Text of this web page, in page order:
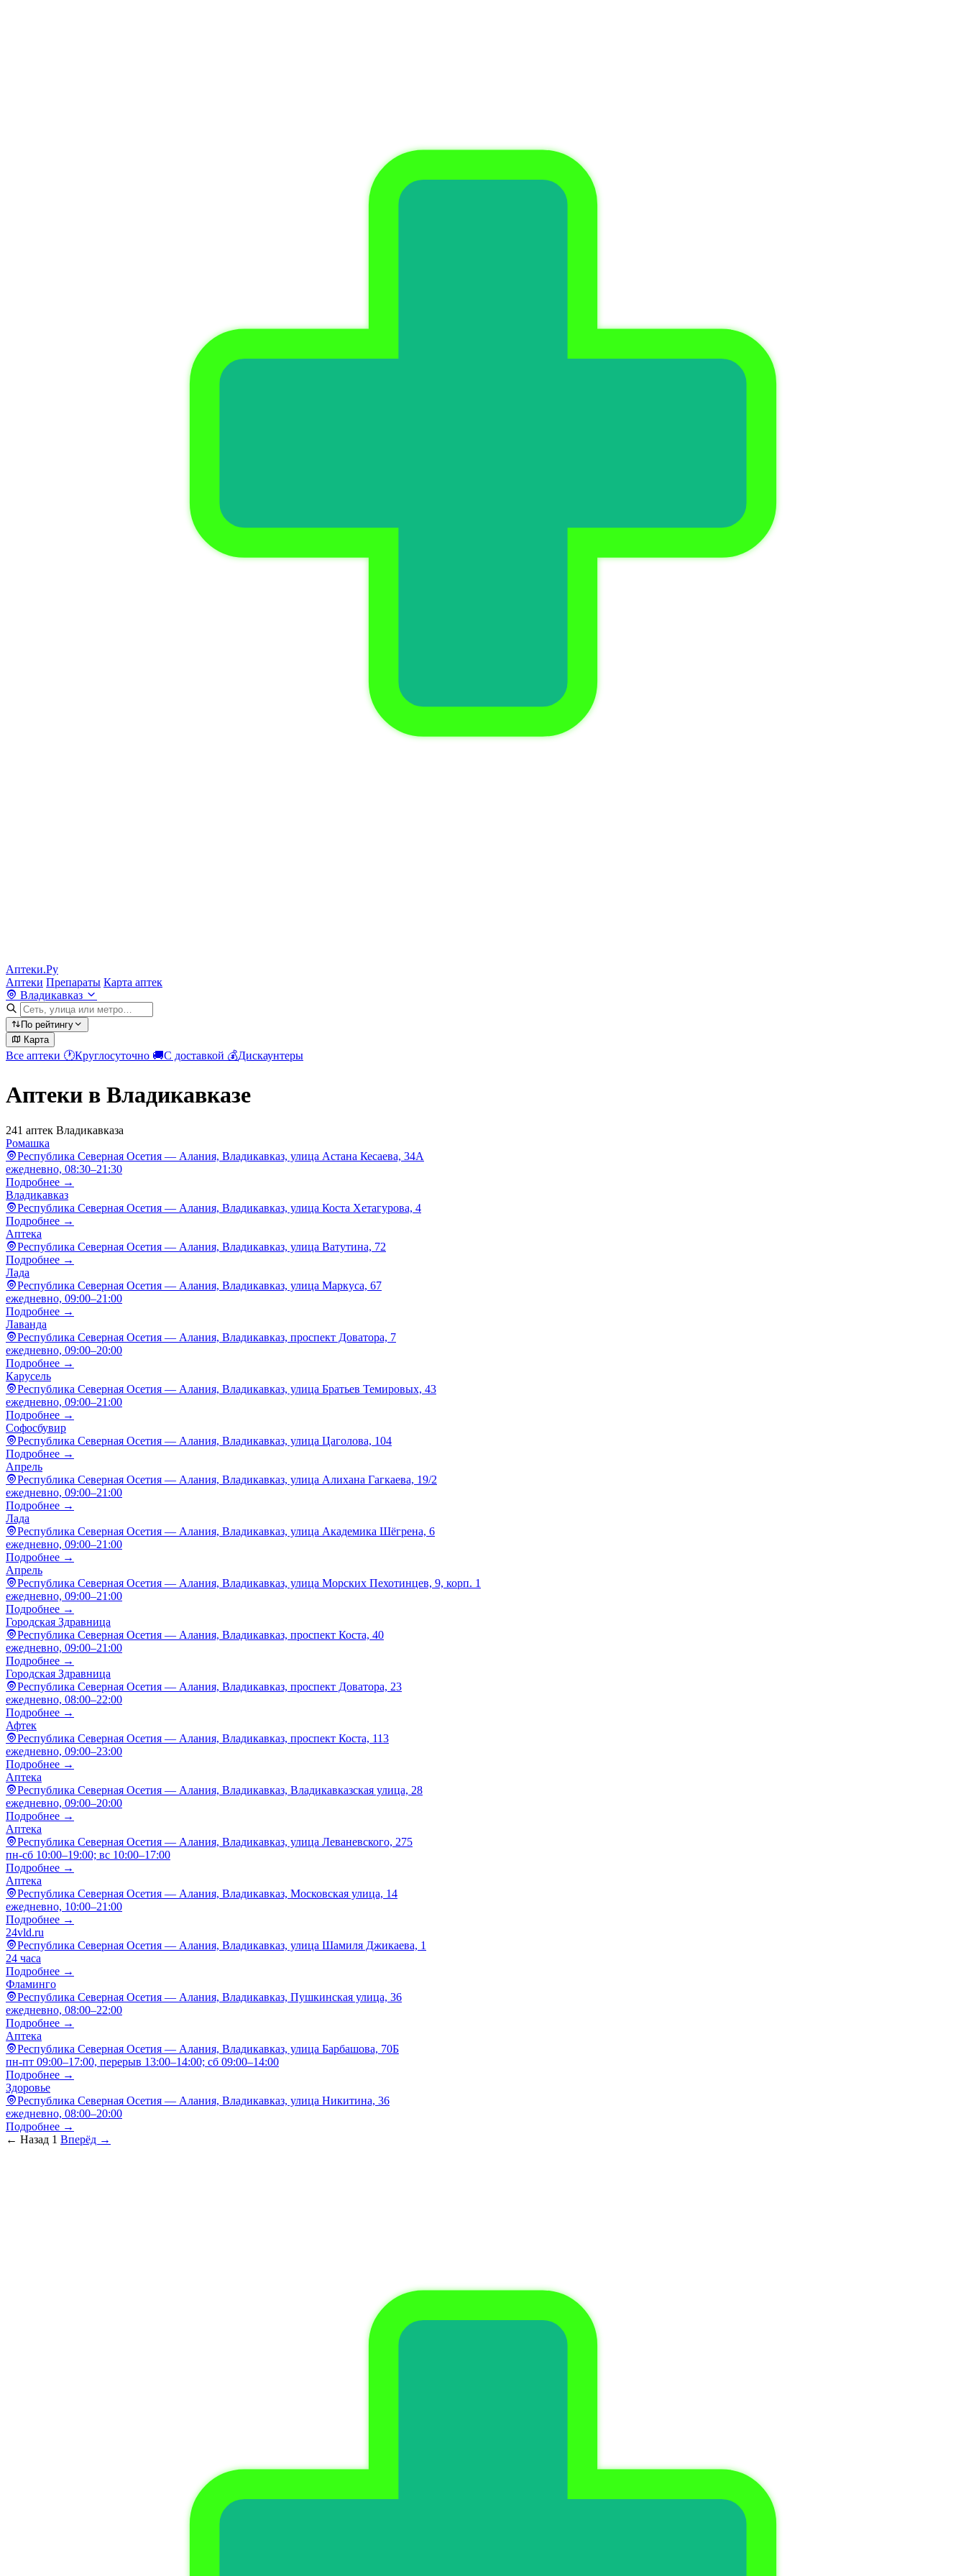
Аптеки.Ру
Аптеки Препараты Карта аптек
Владикавказ
По рейтингу
Карта
Все аптеки 🕐Круглосуточно 🚚С доставкой 💰Дискаунтеры
Аптеки в Владикавказе
241 аптек Владикавказа
Ромашка
Республика Северная Осетия — Алания, Владикавказ, улица Астана Кесаева, 34А
ежедневно, 08:30–21:30
Подробнее →
Владикавказ
Республика Северная Осетия — Алания, Владикавказ, улица Коста Хетагурова, 4
Подробнее →
Аптека
Республика Северная Осетия — Алания, Владикавказ, улица Ватутина, 72
Подробнее →
Лада
Республика Северная Осетия — Алания, Владикавказ, улица Маркуса, 67
ежедневно, 09:00–21:00
Подробнее →
Лаванда
Республика Северная Осетия — Алания, Владикавказ, проспект Доватора, 7
ежедневно, 09:00–20:00
Подробнее →
Карусель
Республика Северная Осетия — Алания, Владикавказ, улица Братьев Темировых, 43
ежедневно, 09:00–21:00
Подробнее →
Софосбувир
Республика Северная Осетия — Алания, Владикавказ, улица Цаголова, 104
Подробнее →
Апрель
Республика Северная Осетия — Алания, Владикавказ, улица Алихана Гагкаева, 19/2
ежедневно, 09:00–21:00
Подробнее →
Лада
Республика Северная Осетия — Алания, Владикавказ, улица Академика Шёгрена, 6
ежедневно, 09:00–21:00
Подробнее →
Апрель
Республика Северная Осетия — Алания, Владикавказ, улица Морских Пехотинцев, 9, корп. 1
ежедневно, 09:00–21:00
Подробнее →
Городская Здравница
Республика Северная Осетия — Алания, Владикавказ, проспект Коста, 40
ежедневно, 09:00–21:00
Подробнее →
Городская Здравница
Республика Северная Осетия — Алания, Владикавказ, проспект Доватора, 23
ежедневно, 08:00–22:00
Подробнее →
Афтек
Республика Северная Осетия — Алания, Владикавказ, проспект Коста, 113
ежедневно, 09:00–23:00
Подробнее →
Аптека
Республика Северная Осетия — Алания, Владикавказ, Владикавказская улица, 28
ежедневно, 09:00–20:00
Подробнее →
Аптека
Республика Северная Осетия — Алания, Владикавказ, улица Леваневского, 275
пн-сб 10:00–19:00; вс 10:00–17:00
Подробнее →
Аптека
Республика Северная Осетия — Алания, Владикавказ, Московская улица, 14
ежедневно, 10:00–21:00
Подробнее →
24vld.ru
Республика Северная Осетия — Алания, Владикавказ, улица Шамиля Джикаева, 1
24 часа
Подробнее →
Фламинго
Республика Северная Осетия — Алания, Владикавказ, Пушкинская улица, 36
ежедневно, 08:00–22:00
Подробнее →
Аптека
Республика Северная Осетия — Алания, Владикавказ, улица Барбашова, 70Б
пн-пт 09:00–17:00, перерыв 13:00–14:00; сб 09:00–14:00
Подробнее →
Здоровье
Республика Северная Осетия — Алания, Владикавказ, улица Никитина, 36
ежедневно, 08:00–20:00
Подробнее →
← Назад 1 Вперёд →